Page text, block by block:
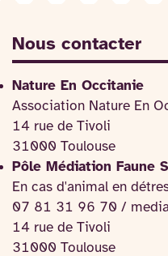
Nous contacter
Nature En Occitanie
Association Nature En
14 rue de Tivoli
31000 Toulouse
Pôle Médiation Faune
En cas d'animal en
07 81 31 96 70 /
14 rue de Tivoli
31000 Toulouse